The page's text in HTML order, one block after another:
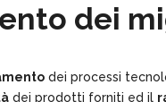
dei
dei processi
dei prodotti forniti ed il